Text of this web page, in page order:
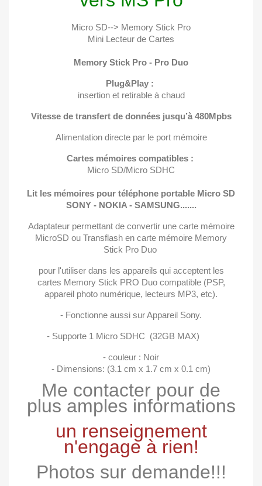
Micro SD--> Memory Stick Pro
Mini Lecteur de Cartes
Memory Stick Pro - Pro Duo
Plug&Play :
insertion et retirable à chaud
Vitesse de transfert de données jusqu’à 480Mpbs
Alimentation directe par le port mémoire
Cartes mémoires compatibles :
Micro SD/Micro SDHC
Lit les mémoires pour téléphone portable Micro SD
SONY - NOKIA - SAMSUNG.......
Adaptateur permettant de convertir une carte mémoire
MicroSD ou Transflash en carte mémoire Memory
Stick Pro Duo
pour l'utiliser dans les appareils qui acceptent les
cartes Memory Stick PRO Duo compatible (PSP,
appareil photo numérique, lecteurs MP3, etc).
- Fonctionne aussi sur Appareil Sony.
- Supporte 1 Micro SDHC (32GB MAX)
- couleur : Noir
- Dimensions: (3.1 cm x 1.7 cm x 0.1 cm)
Me contacter pour de
plus amples informations
un renseignement
n'engage à rien!
Photos sur demande!!!